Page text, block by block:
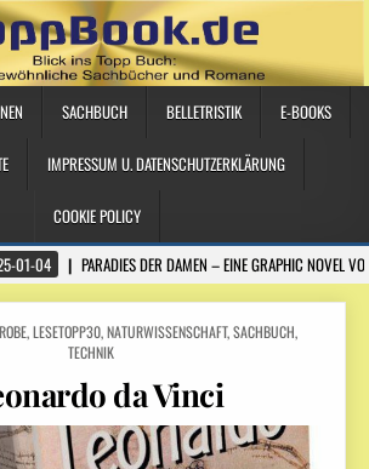
SACHBUCH BELLETRISTIK E-BOOKS
IMPRESSUM U. DATENSCHUTZERKLÄRUNG
COOKIE POLICY
01-04 PARADIES DER DAMEN – EINE GRAPHIC NOVEL
,LESETOPP30,NATURWISSENSCHAFT,SACHBUCH,
TECHNIK
da Vinci